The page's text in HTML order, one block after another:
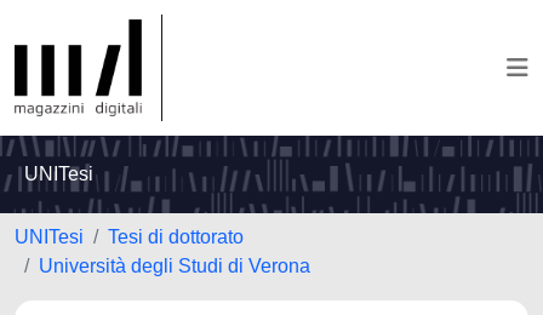
UNITesi
UNITesi
Tesi di dottorato
Università degli Studi di Verona